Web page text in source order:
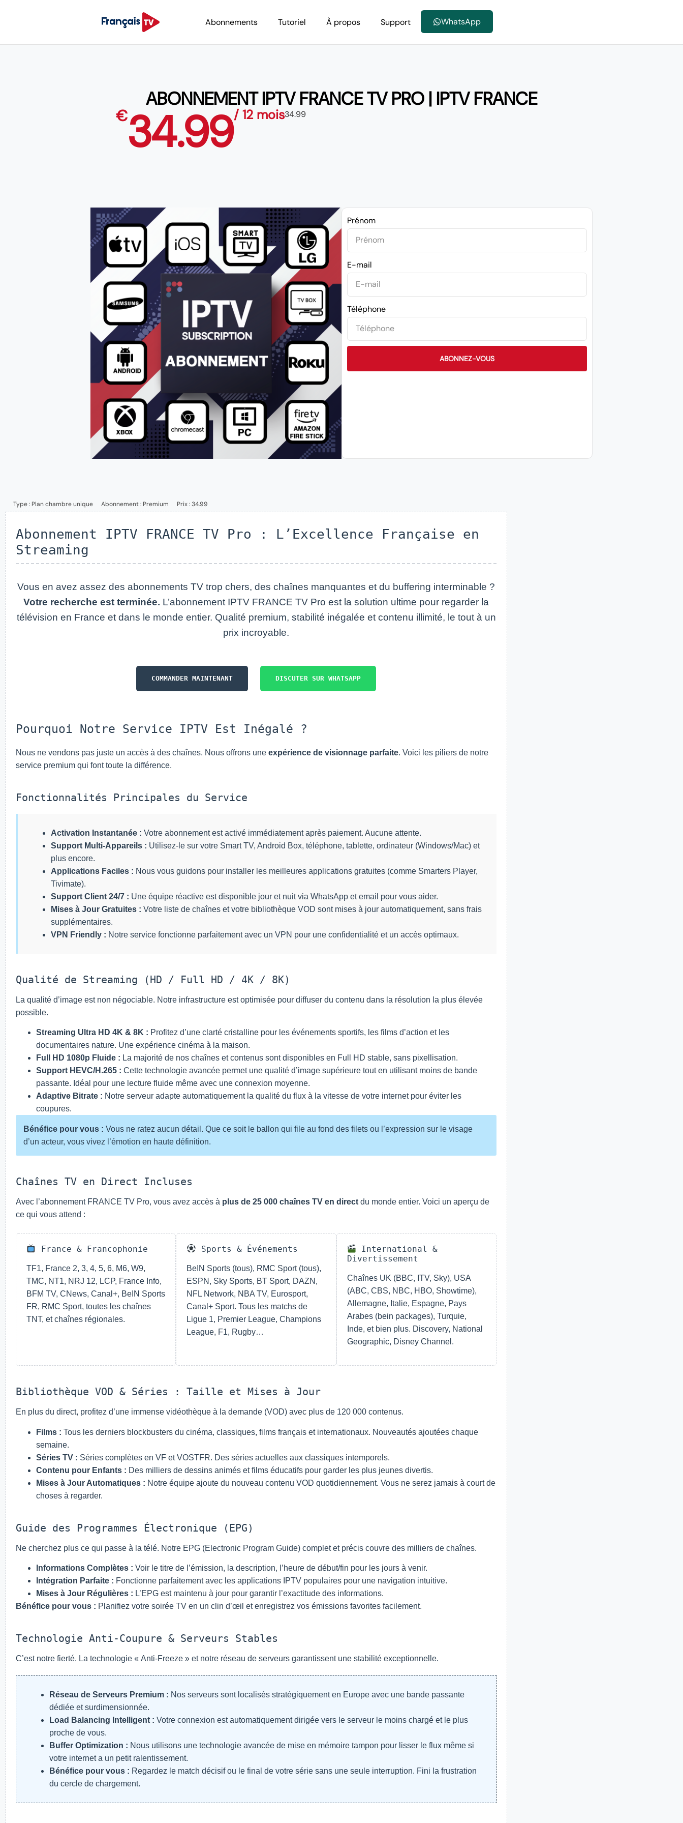
Abonnements Tutoriel À propos Support WhatsApp
ABONNEMENT IPTV FRANCE TV PRO | IPTV FRANCE
€34.99/ 12 mois34.99
Prénom
E-mail
Téléphone
ABONNEZ-VOUS
Type : Plan chambre unique Abonnement : Premium Prix : 34.99
Abonnement IPTV FRANCE TV Pro : L’Excellence Française en
Streaming
Vous en avez assez des abonnements TV trop chers, des chaînes manquantes et du buffering interminable ?
Votre recherche est terminée. L’abonnement IPTV FRANCE TV Pro est la solution ultime pour regarder la
télévision en France et dans le monde entier. Qualité premium, stabilité inégalée et contenu illimité, le tout à un
prix incroyable.
COMMANDER MAINTENANT DISCUTER SUR WHATSAPP
Pourquoi Notre Service IPTV Est Inégalé ?
Nous ne vendons pas juste un accès à des chaînes. Nous offrons une expérience de visionnage parfaite. Voici les piliers de notre
service premium qui font toute la différence.
Fonctionnalités Principales du Service
Activation Instantanée : Votre abonnement est activé immédiatement après paiement. Aucune attente.
Support Multi-Appareils : Utilisez-le sur votre Smart TV, Android Box, téléphone, tablette, ordinateur (Windows/Mac) et
plus encore.
Applications Faciles : Nous vous guidons pour installer les meilleures applications gratuites (comme Smarters Player,
Tivimate).
Support Client 24/7 : Une équipe réactive est disponible jour et nuit via WhatsApp et email pour vous aider.
Mises à Jour Gratuites : Votre liste de chaînes et votre bibliothèque VOD sont mises à jour automatiquement, sans frais
supplémentaires.
VPN Friendly : Notre service fonctionne parfaitement avec un VPN pour une confidentialité et un accès optimaux.
Qualité de Streaming (HD / Full HD / 4K / 8K)
La qualité d’image est non négociable. Notre infrastructure est optimisée pour diffuser du contenu dans la résolution la plus élevée
possible.
Streaming Ultra HD 4K & 8K : Profitez d’une clarté cristalline pour les événements sportifs, les films d’action et les
documentaires nature. Une expérience cinéma à la maison.
Full HD 1080p Fluide : La majorité de nos chaînes et contenus sont disponibles en Full HD stable, sans pixellisation.
Support HEVC/H.265 : Cette technologie avancée permet une qualité d’image supérieure tout en utilisant moins de bande
passante. Idéal pour une lecture fluide même avec une connexion moyenne.
Adaptive Bitrate : Notre serveur adapte automatiquement la qualité du flux à la vitesse de votre internet pour éviter les
coupures.
Bénéfice pour vous : Vous ne ratez aucun détail. Que ce soit le ballon qui file au fond des filets ou l’expression sur le visage
d’un acteur, vous vivez l’émotion en haute définition.
Chaînes TV en Direct Incluses
Avec l’abonnement FRANCE TV Pro, vous avez accès à plus de 25 000 chaînes TV en direct du monde entier. Voici un aperçu de
ce qui vous attend :
France & Francophonie
TF1, France 2, 3, 4, 5, 6, M6, W9,
TMC, NT1, NRJ 12, LCP, France Info,
BFM TV, CNews, Canal+, BeIN Sports
FR, RMC Sport, toutes les chaînes
TNT, et chaînes régionales.
Sports & Événements
BeIN Sports (tous), RMC Sport (tous),
ESPN, Sky Sports, BT Sport, DAZN,
NFL Network, NBA TV, Eurosport,
Canal+ Sport. Tous les matchs de
Ligue 1, Premier League, Champions
League, F1, Rugby…
International &
Divertissement
Chaînes UK (BBC, ITV, Sky), USA
(ABC, CBS, NBC, HBO, Showtime),
Allemagne, Italie, Espagne, Pays
Arabes (bein packages), Turquie,
Inde, et bien plus. Discovery, National
Geographic, Disney Channel.
Bibliothèque VOD & Séries : Taille et Mises à Jour
En plus du direct, profitez d’une immense vidéothèque à la demande (VOD) avec plus de 120 000 contenus.
Films : Tous les derniers blockbusters du cinéma, classiques, films français et internationaux. Nouveautés ajoutées chaque
semaine.
Séries TV : Séries complètes en VF et VOSTFR. Des séries actuelles aux classiques intemporels.
Contenu pour Enfants : Des milliers de dessins animés et films éducatifs pour garder les plus jeunes divertis.
Mises à Jour Automatiques : Notre équipe ajoute du nouveau contenu VOD quotidiennement. Vous ne serez jamais à court de
choses à regarder.
Guide des Programmes Électronique (EPG)
Ne cherchez plus ce qui passe à la télé. Notre EPG (Electronic Program Guide) complet et précis couvre des milliers de chaînes.
Informations Complètes : Voir le titre de l’émission, la description, l’heure de début/fin pour les jours à venir.
Intégration Parfaite : Fonctionne parfaitement avec les applications IPTV populaires pour une navigation intuitive.
Mises à Jour Régulières : L’EPG est maintenu à jour pour garantir l’exactitude des informations.
Bénéfice pour vous : Planifiez votre soirée TV en un clin d’œil et enregistrez vos émissions favorites facilement.
Technologie Anti-Coupure & Serveurs Stables
C’est notre fierté. La technologie « Anti-Freeze » et notre réseau de serveurs garantissent une stabilité exceptionnelle.
Réseau de Serveurs Premium : Nos serveurs sont localisés stratégiquement en Europe avec une bande passante
dédiée et surdimensionnée.
Load Balancing Intelligent : Votre connexion est automatiquement dirigée vers le serveur le moins chargé et le plus
proche de vous.
Buffer Optimization : Nous utilisons une technologie avancée de mise en mémoire tampon pour lisser le flux même si
votre internet a un petit ralentissement.
Bénéfice pour vous : Regardez le match décisif ou le final de votre série sans une seule interruption. Fini la frustration
du cercle de chargement.